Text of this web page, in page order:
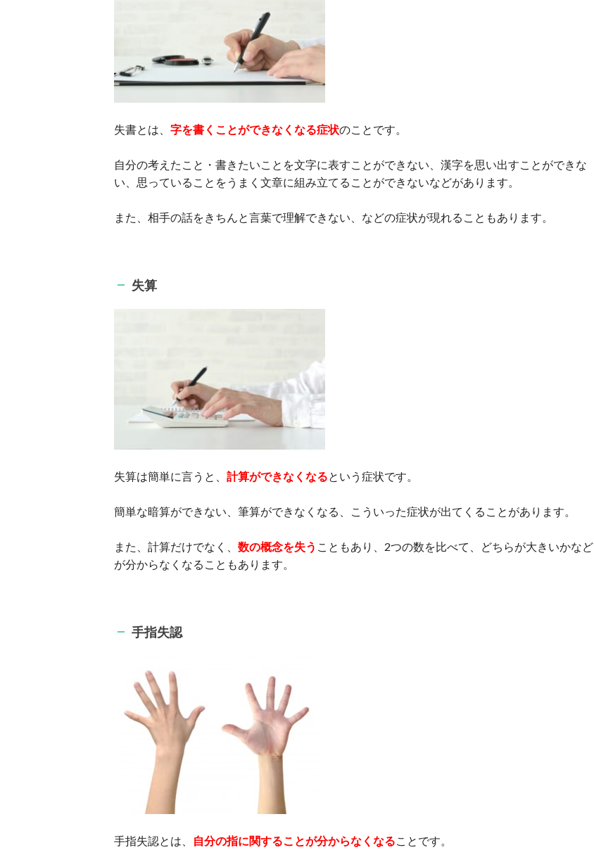
失書とは、 字を書くことができなくなる症状のことです。
自分の考えたこと・書きたいことを文字に表すことができない、漢字を思い出すことができな
い、思っていることをうまく文章に組み立てることができないなどがあります。
また、相手の話をきちんと言葉で理解できない、などの症状が現れることもあります。
失算
失算は簡単に言うと、 計算ができなくなるという症状です。
簡単な暗算ができない、筆算ができなくなる、こういった症状が出てくることがあります。
また、計算だけでなく、 数の概念を失う こともあり、2つの数を比べて、どちらが大きいかなど
が分からなくなることもあります。
手指失認
手指失認とは、 自分の指に関することが分からなくなることです。